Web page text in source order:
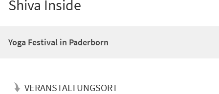
Shiva Inside
Yoga Festival in Paderborn
VERANSTALTUNGSORT